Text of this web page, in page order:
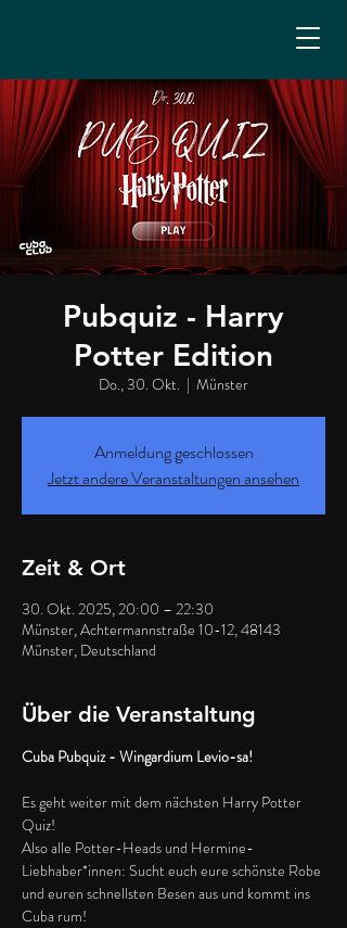
Pubquiz - Harry
Potter Edition
Do., 30. Okt.
  |
Münster
Anmeldung geschlossen
Jetzt andere Veranstaltungen ansehen
Zeit & Ort
30. Okt. 2025, 20:00 – 22:30
Münster, Achtermannstraße 10-12, 48143
Münster, Deutschland
Über die Veranstaltung
Cuba Pubquiz - Wingardium Levio-sa!
Es geht weiter mit dem nächsten Harry Potter
Quiz!
Also alle Potter-Heads und Hermine-
Liebhaber*innen: Sucht euch eure schönste Robe
und euren schnellsten Besen aus und kommt ins
Cuba rum!